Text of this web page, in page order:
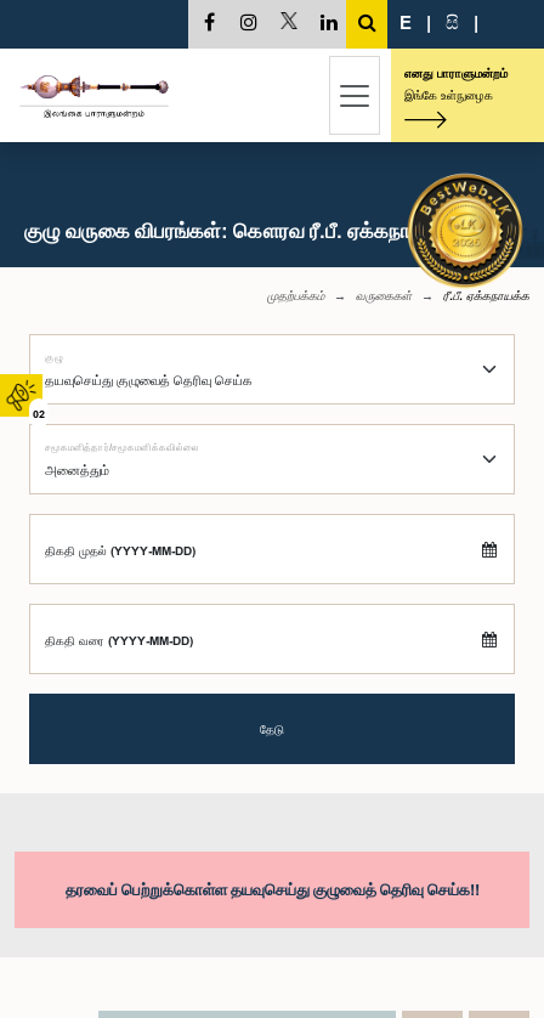
02
E | සි |
எனது பாராளுமன்றம்
இங்கே உள்நுழைக
குழு வருகை விபரங்கள்: கௌரவ ரீ.பீ. ஏக்கநாயக்க, பா.உ.
முதற்பக்கம் வருகைகள் ரீ.பீ. ஏக்கநாயக்க
குழு
சமூகமளித்தார்/சமூகமளிக்கவில்லை
திகதி முதல் (YYYY-MM-DD)
திகதி வரை (YYYY-MM-DD)
தேடு
தரவைப் பெற்றுக்கொள்ள தயவுசெய்து குழுவைத் தெரிவு செய்க!!